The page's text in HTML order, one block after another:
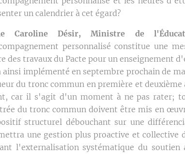
un calendrier à cet égard?
Caroline Désir, Ministre de
personnalisé constitue une
des travaux du Pacte pour un enseignement
ainsi implémenté en septembre prochain de
du tronc commun en première et deuxième
car il s'agit d'un moment à ne pas rater;
du tronc commun doivent être mis en
structurel débouchant sur une
une gestion plus proactive et collective
l'externalisation systématique du soutien